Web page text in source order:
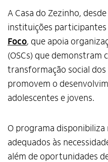
Alto Contraste
A Casa do Zezinho,
instituições
Foco, que apoia
(OSCs) que demonstram
transformação social
promovem o
adolescentes e jovens.
O programa
adequados às
além de oportunidades